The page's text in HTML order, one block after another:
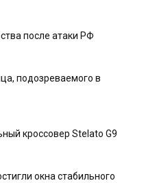
после атаки РФ
подозреваемого в
кроссовер Stelato G9
окна стабильного